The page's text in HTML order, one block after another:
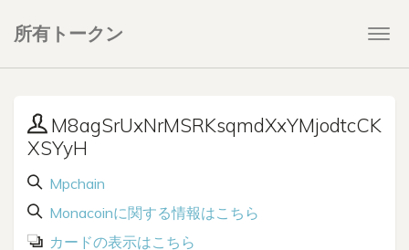
所有トークン
M8agSrUxNrMSRKsqmdXxYMjodtcCK
XSYyH
Mpchain
Monacoinに関する情報はこちら
カードの表示はこちら